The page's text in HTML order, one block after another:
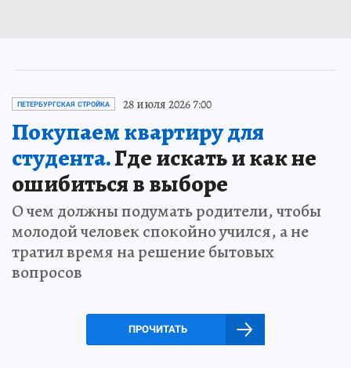
ПЕТЕРБУРГСКАЯ СТРОЙКА 28 июля 2026 7:00
Покупаем квартиру для
студента.Где искать и как не
ошибиться в выборе
О чем должны подумать родители, чтобы
молодой человек спокойно учился, а не
тратил время на решение бытовых
вопросов
ПРОЧИТАТЬ